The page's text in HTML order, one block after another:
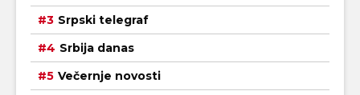
Srpski telegraf
Srbija danas
Večernje novosti